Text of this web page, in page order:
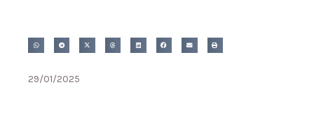
29/01/2025